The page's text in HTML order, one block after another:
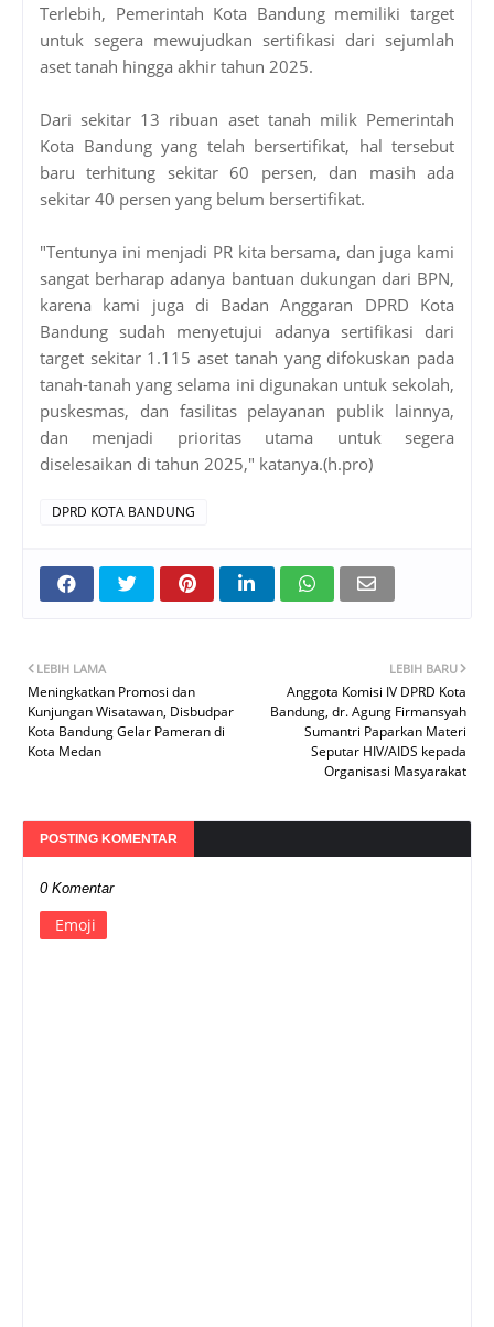
Terlebih, Pemerintah Kota Bandung memiliki target
untuk segera mewujudkan sertifikasi dari sejumlah
aset tanah hingga akhir tahun 2025.
Dari sekitar 13 ribuan aset tanah milik Pemerintah
Kota Bandung yang telah bersertifikat, hal tersebut
baru terhitung sekitar 60 persen, dan masih ada
sekitar 40 persen yang belum bersertifikat.
"Tentunya ini menjadi PR kita bersama, dan juga kami
sangat berharap adanya bantuan dukungan dari BPN,
karena kami juga di Badan Anggaran DPRD Kota
Bandung sudah menyetujui adanya sertifikasi dari
target sekitar 1.115 aset tanah yang difokuskan pada
tanah-tanah yang selama ini digunakan untuk sekolah,
puskesmas, dan fasilitas pelayanan publik lainnya,
dan menjadi prioritas utama untuk segera
diselesaikan di tahun 2025," katanya.(h.pro)
DPRD KOTA BANDUNG
LEBIH BARU
Anggota Komisi IV DPRD Kota
Bandung, dr. Agung Firmansyah
Sumantri Paparkan Materi
Seputar HIV/AIDS kepada
Organisasi Masyarakat
LEBIH LAMA
Meningkatkan Promosi dan
Kunjungan Wisatawan, Disbudpar
Kota Bandung Gelar Pameran di
Kota Medan
POSTING KOMENTAR
0 Komentar
Emoji